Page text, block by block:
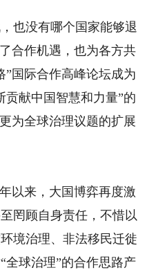
也没有哪个国家能够退
合作机遇，也为各方共
”国际合作高峰论坛成为
献中国智慧和力量”的
为全球治理议题的扩展
以来，大国博弈再度激
罔顾自身责任，不惜以
境治理、非法移民迁徙
全球治理”的合作思路产